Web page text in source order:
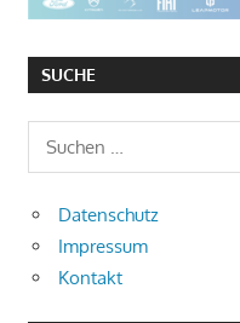
SUCHE
Datenschutz
Impressum
Kontakt